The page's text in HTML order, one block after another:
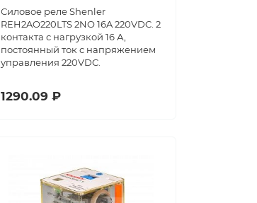
Силовое реле Shenler
REH2AO220LTS 2NO 16A 220VDC. 2
контакта с нагрузкой 16 А,
постоянный ток с напряжением
управления 220VDC.
1290.09 ₽